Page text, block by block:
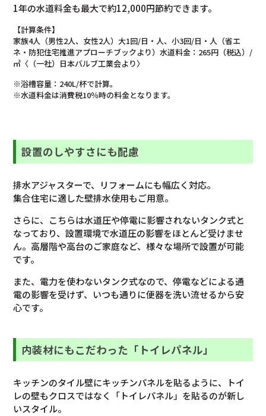
1年の水道料金も最大で約12,000円節約できます。
【計算条件】
家族4人（男性2人、女性2人）大1回/日・人、小3回/日・人（省エ
ネ・防犯住宅推進アプローチブックより）水道料金：265円（税込）/
㎥〈（一社）日本バルブ工業会より〉
※浴槽容量：240L/杯で計算。
※水道料金は消費税10％時の料金となります。
設置のしやすさにも配慮
排水アジャスターで、リフォームにも幅広く対応。
集合住宅に適した壁排水使用もご用意。
さらに、こちらは水道圧や停電に影響されないタンク式と
なっており、設置環境で水道圧の影響をほとんど受けませ
ん。高層階や高台のご家庭など、様々な場所で設置が可能
です。
また、電力を使わないタンク式なので、停電などによる通
電の影響を受けず、いつも通りに便器を洗い流せるから安
心です。
内装材にもこだわった「トイレパネル」
キッチンのタイル壁にキッチンパネルを貼るように、トイ
レの壁もクロスではなく「トイレパネル」を貼るのが新し
いスタイル。